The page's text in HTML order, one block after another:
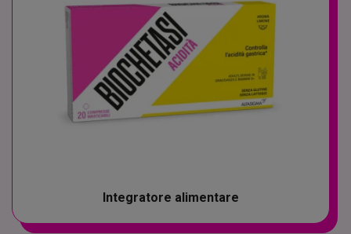
Integratore alimentare